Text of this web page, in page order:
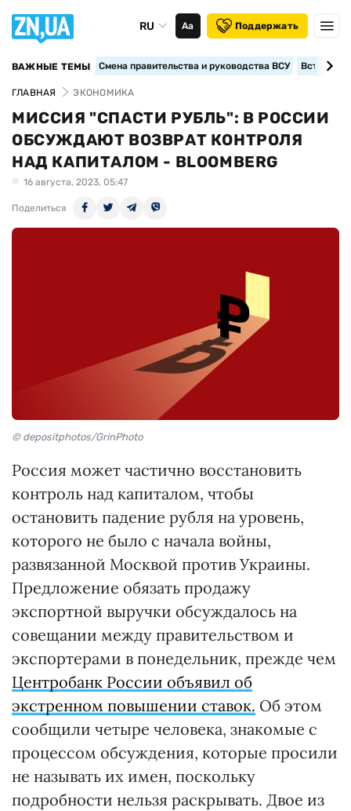
RU Аа Поддержать
ВАЖНЫЕ ТЕМЫ Смена правительства и руководства ВСУ
ГЛАВНАЯ ЭКОНОМИКА
МИССИЯ "СПАСТИ РУБЛЬ": В РОССИИ
ОБСУЖДАЮТ ВОЗВРАТ КОНТРОЛЯ
НАД КАПИТАЛОМ - BLOOMBERG
16 августа, 2023, 05:47
Поделиться
© depositphotos/GrinPhoto
Россия может частично восстановить
контроль над капиталом, чтобы
остановить падение рубля на уровень,
которого не было с начала войны,
развязанной Москвой против Украины.
Предложение обязать продажу
экспортной выручки обсуждалось на
совещании между правительством и
экспортерами в понедельник, прежде чем
Центробанк России объявил об
экстренном повышении ставок. Об этом
сообщили четыре человека, знакомые с
процессом обсуждения, которые просили
не называть их имен, поскольку
подробности нельзя раскрывать. Двое из